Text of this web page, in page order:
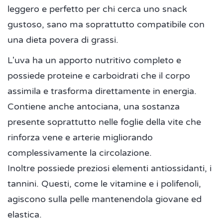
leggero e perfetto per chi cerca uno snack
gustoso, sano ma soprattutto compatibile con
una dieta povera di grassi.
L'uva ha un apporto nutritivo completo e
possiede proteine e carboidrati che il corpo
assimila e trasforma direttamente in energia.
Contiene anche antociana, una sostanza
presente soprattutto nelle foglie della vite che
rinforza vene e arterie migliorando
complessivamente la circolazione.
Inoltre possiede preziosi elementi antiossidanti, i
tannini. Questi, come le vitamine e i polifenoli,
agiscono sulla pelle mantenendola giovane ed
elastica.